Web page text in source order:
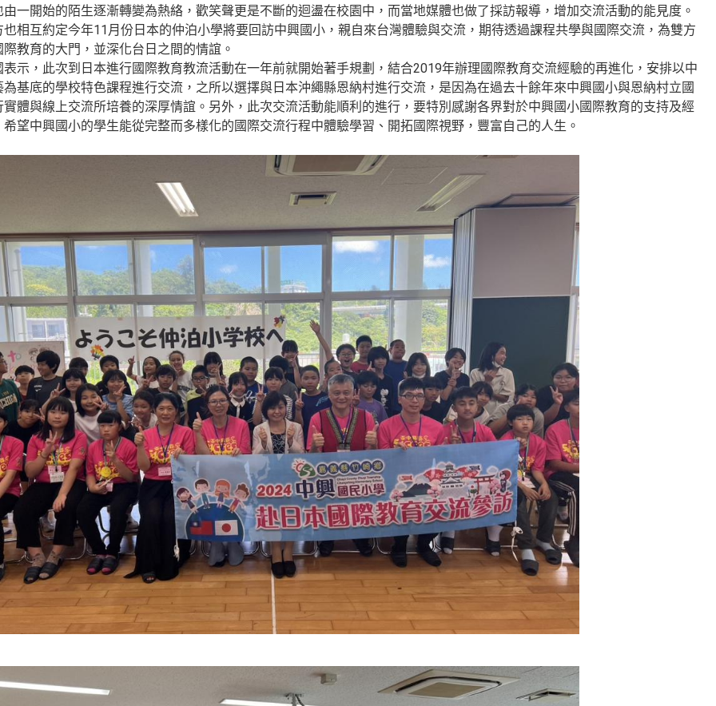
一開始的陌生逐漸轉變為熱絡，歡笑聲更是不斷的迴盪在校園中，而當地媒體也做了採訪報導，增加交流活動的能見度。
相互約定今年11月份日本的仲泊小學將要回訪中興國小，親自來台灣體驗與交流，期待透過課程共學與國際交流，為雙方
教育的大門，並深化台日之間的情誼。
示，此次到日本進行國際教育教流活動在一年前就開始著手規劃，結合2019年辦理國際教育交流經驗的再進化，安排以中
基底的學校特色課程進行交流，之所以選擇與日本沖繩縣恩納村進行交流，是因為在過去十餘年來中興國小與恩納村立國
體與線上交流所培養的深厚情誼。另外，此次交流活動能順利的進行，要特別感謝各界對於中興國小國際教育的支持及經
望中興國小的學生能從完整而多樣化的國際交流行程中體驗學習、開拓國際視野，豐富自己的人生。